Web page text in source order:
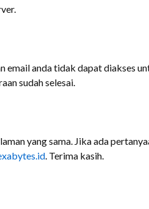
email anda tidak dapat diakses
sudah selesai.
yang sama. Jika ada
. Terima kasih.